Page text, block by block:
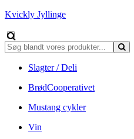
Kvickly Jyllinge
Slagter / Deli
BrødCooperativet
Mustang cykler
Vin